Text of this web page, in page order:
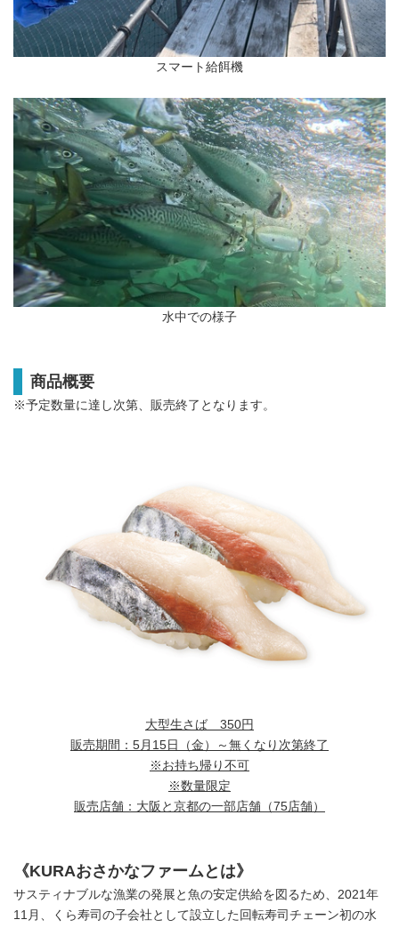
スマート給餌機
水中での様子
商品概要
※予定数量に達し次第、販売終了となります。
大型生さば 350円
販売期間：5月15日（金）～無くなり次第終了
※お持ち帰り不可
※数量限定
販売店舗：大阪と京都の一部店舗（75店舗）
《KURAおさかなファームとは》
サスティナブルな漁業の発展と魚の安定供給を図るため、2021年
11月、くら寿司の子会社として設立した回転寿司チェーン初の水